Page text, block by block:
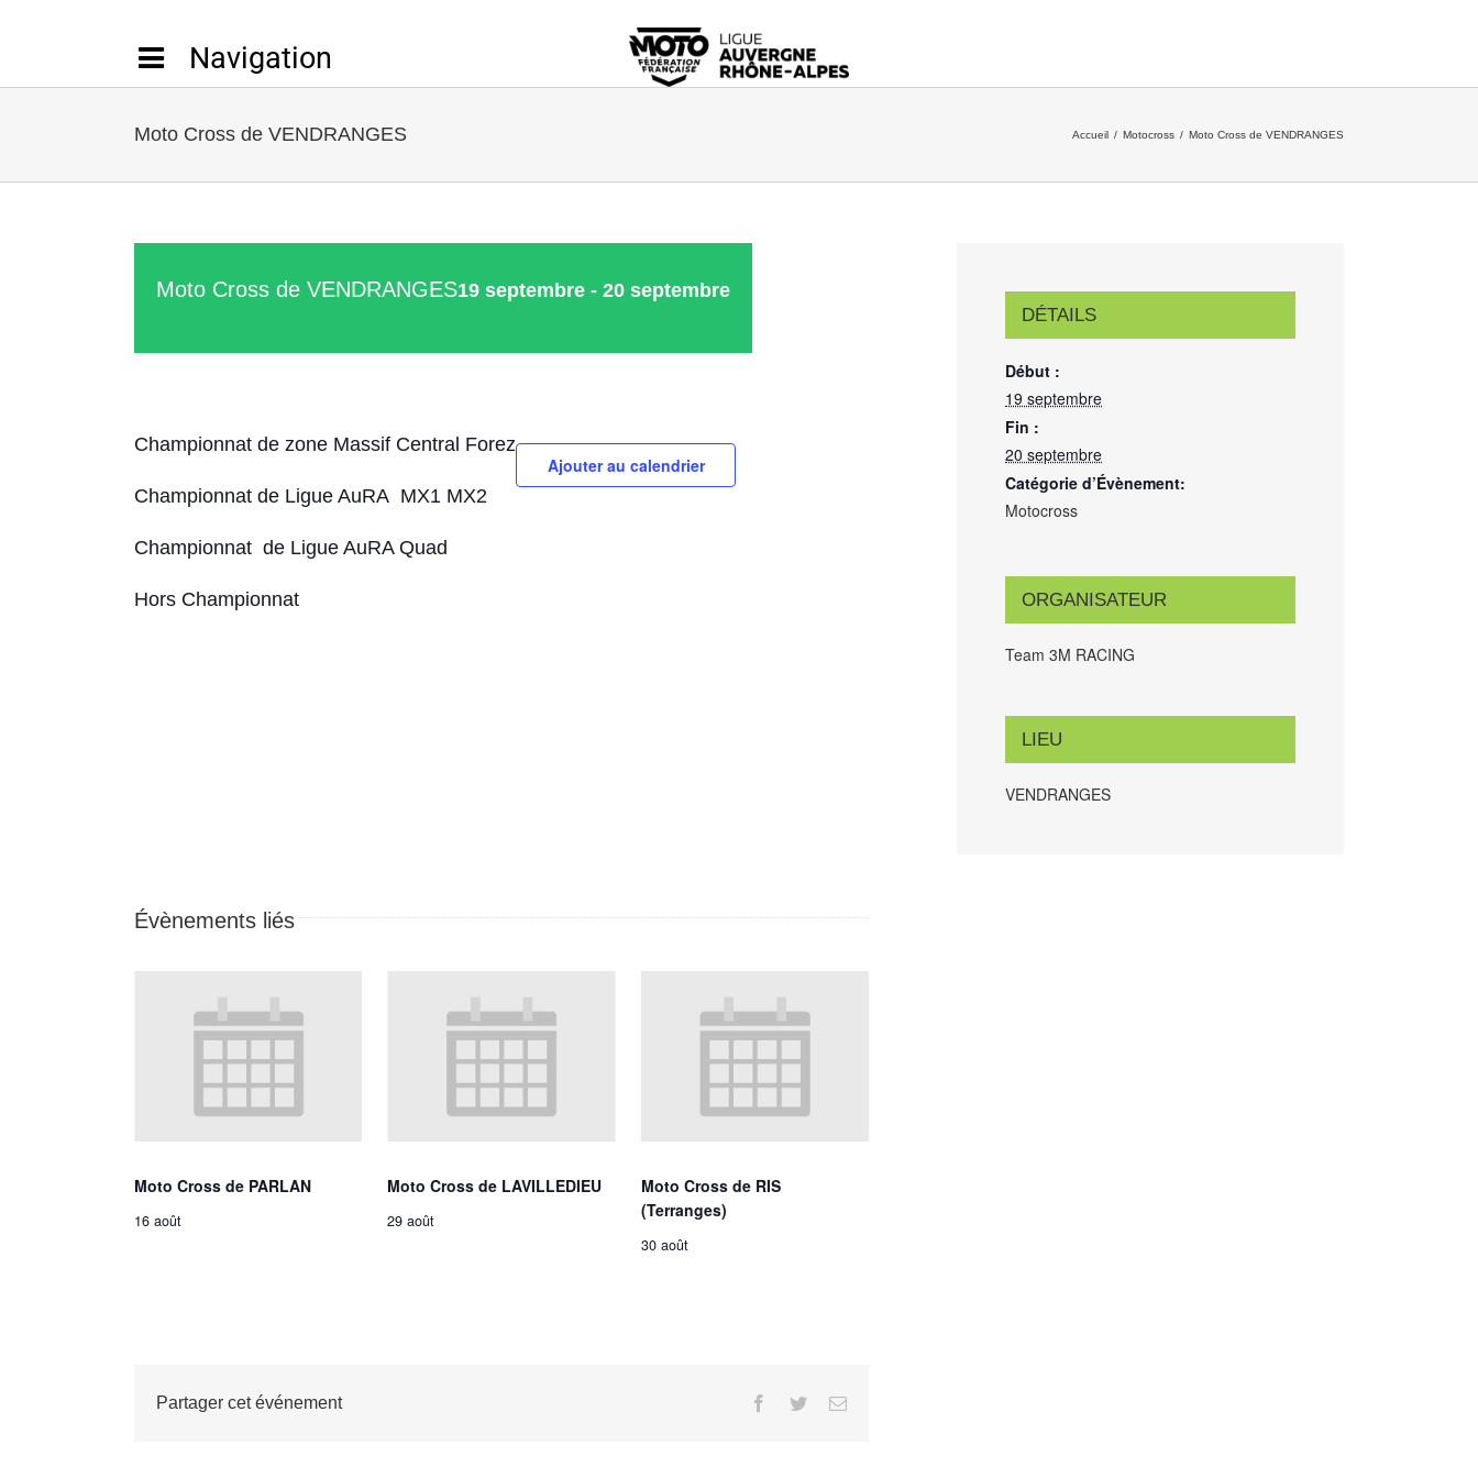
Moto Cross de VENDRANGES Accueil / Motocross / Moto Cross de VENDRANGES
Moto Cross de VENDRANGES19 septembre - 20 septembre
Championnat de zone Massif Central Forez
Championnat de Ligue AuRA MX1 MX2
Championnat de Ligue AuRA Quad
Hors Championnat
Ajouter au calendrier
Évènements liés
Moto Cross de PARLAN
16 août
Moto Cross de LAVILLEDIEU
29 août
Moto Cross de RIS
(Terranges)
30 août
Partager cet événement Facebook
TwitterEmail
DÉTAILS
Début :
19 septembre
Fin :
20 septembre
Catégorie d’Évènement:
Motocross
ORGANISATEUR
Team 3M RACING
LIEU
VENDRANGES